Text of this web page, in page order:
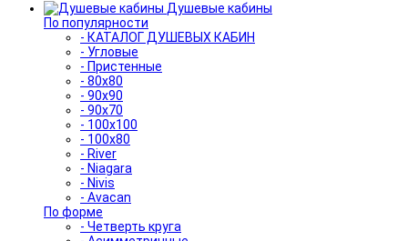
Душевые кабины
По популярности
- КАТАЛОГ ДУШЕВЫХ КАБИН
- Угловые
- Пристенные
- 80x80
- 90x90
- 90x70
- 100x100
- 100x80
- River
- Niagara
- Nivis
- Avacan
По форме
- Четверть круга